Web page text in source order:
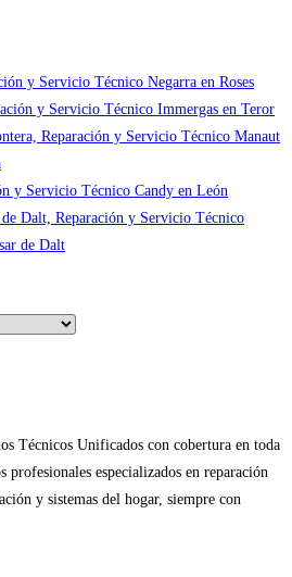
y Servicio Técnico Negarra en Roses
y Servicio Técnico Immergas en Teror
Reparación y Servicio Técnico Manaut
y Servicio Técnico Candy en León
Dalt, Reparación y Servicio Técnico
de Dalt
Técnicos Unificados con cobertura en toda
profesionales especializados en reparación
y sistemas del hogar, siempre con